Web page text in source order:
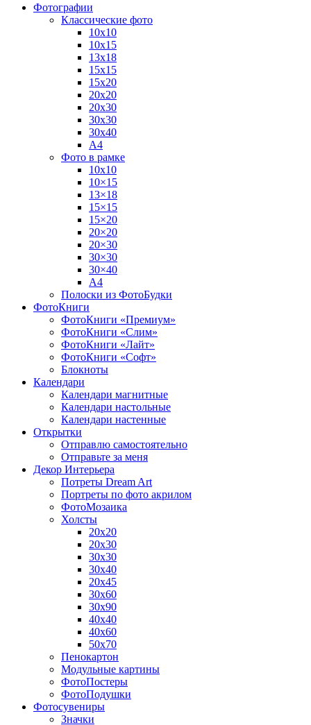
Фотографии
Классические фото
10х10
10х15
13х18
15х15
15х20
20х20
20х30
30х30
30х40
А4
Фото в рамке
10х10
10×15
13×18
15×15
15×20
20×20
20×30
30×30
30×40
A4
Полоски из ФотоБудки
ФотоКниги
ФотоКниги «Премиум»
ФотоКниги «Слим»
ФотоКниги «Лайт»
ФотоКниги «Софт»
Блокноты
Календари
Календари магнитные
Календари настольные
Календари настенные
Открытки
Отправлю самостоятельно
Отправьте за меня
Декор Интерьера
Потреты Dream Art
Портреты по фото акрилом
ФотоМозаика
Холсты
20х20
20х30
30х30
30х40
20х45
30х60
30х90
40х40
40х60
50х70
Пенокартон
Модульные картины
ФотоПостеры
ФотоПодушки
Фотоcувениры
Значки